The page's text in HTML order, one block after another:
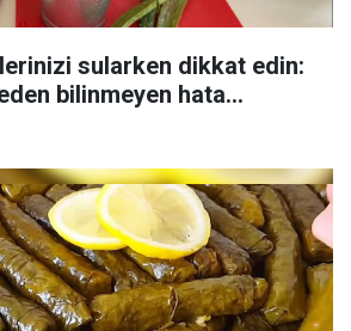
sularken dikkat edin:
bilinmeyen hata...